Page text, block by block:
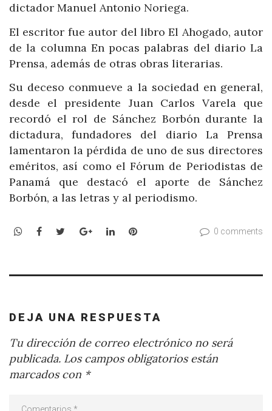
dictador Manuel Antonio Noriega.
El escritor fue autor del libro El Ahogado, autor
de la columna En pocas palabras del diario La
Prensa, además de otras obras literarias.
Su deceso conmueve a la sociedad en general,
desde el presidente Juan Carlos Varela que
recordó el rol de Sánchez Borbón durante la
dictadura, fundadores del diario La Prensa
lamentaron la pérdida de uno de sus directores
eméritos, así como el Fórum de Periodistas de
Panamá que destacó el aporte de Sánchez
Borbón, a las letras y al periodismo.
WhatsApp
Facebook
TwitterGoogle+LinkedInPinterest 0 comments
DEJA UNA RESPUESTA
Tu dirección de correo electrónico no será
publicada. Los campos obligatorios están
marcados con *